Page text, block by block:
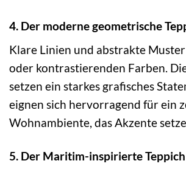
4. Der moderne geometrische
Klare Linien und abstrakte
oder kontrastierenden Farben.
setzen ein starkes grafisches
eignen sich hervorragend für ein
Wohnambiente, das Akzente
5. Der Maritim-inspirierte Teppich